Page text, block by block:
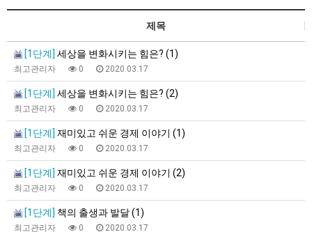
제목
[1단계] 세상을 변화시키는 힘은? (1)
최고관리자 0 2020.03.17
[1단계] 세상을 변화시키는 힘은? (2)
최고관리자 0 2020.03.17
[1단계] 재미있고 쉬운 경제 이야기 (1)
최고관리자 0 2020.03.17
[1단계] 재미있고 쉬운 경제 이야기 (2)
최고관리자 0 2020.03.17
[1단계] 책의 출생과 발달 (1)
최고관리자 0 2020.03.17